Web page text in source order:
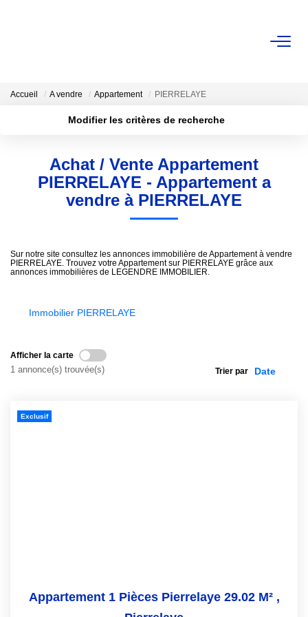
Nos Biens
Nos Biens Vendus
ESTIMATION
Notre Équipe
Avis Clients
Accueil A vendre Appartement PIERRELAYE
Modifier les critères de recherche
Plus de critères Créer une alerte
Achat / Vente Appartement
PIERRELAYE - Appartement a
vendre à PIERRELAYE
Sur notre site consultez les annonces immobilière de Appartement à vendre
PIERRELAYE. Trouvez votre Appartement sur PIERRELAYE grâce aux
annonces immobilières de LEGENDRE IMMOBILIER.
Immobilier PIERRELAYE
Afficher la carte
1 annonce(s) trouvée(s) Trier par
Exclusif
Appartement 1 Pièces Pierrelaye 29.02 M² ,